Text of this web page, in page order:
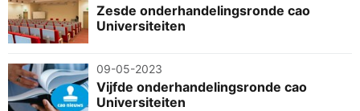
Zesde onderhandelingsronde cao
Universiteiten
09-05-2023
Vijfde onderhandelingsronde cao
Universiteiten